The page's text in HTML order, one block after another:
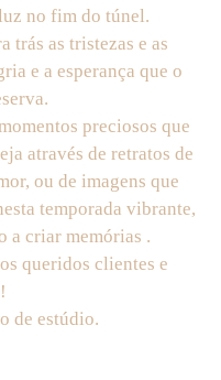
no fim do túnel.
trás as tristezas e as
e a esperança que o
preciosos que
através de retratos de
ou de imagens que
temporada vibrante,
a criar memórias .
queridos clientes e
de estúdio.